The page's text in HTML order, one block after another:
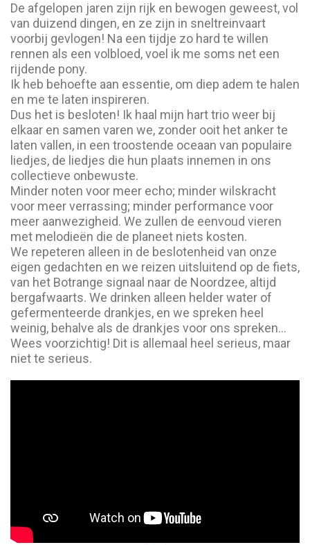
De afgelopen jaren zijn rijk en bewogen geweest, vol
van duizend dingen, en ze zijn in sneltreinvaart
voorbij gevlogen! Na een tijdje zo hard te willen
rennen als een volbloed, voel ik me soms net een
rijdende pony.
Ik heb behoefte aan essentie, om diep adem te halen
en me te laten inspireren.
Dus het is besloten! Ik haal mijn hart trio weer bij
elkaar en samen varen we, zonder ooit het anker te
laten vallen, in een troostende oceaan van populaire
liedjes, de liedjes die hun plaats innemen in ons
collectieve onbewuste.
Minder noten voor meer echo; minder wilskracht
voor meer verrassing; minder performance voor
meer aanwezigheid. We zullen de eenvoud vieren
met melodieën die de planeet niets kosten.
We repeteren alleen in de beslotenheid van onze
eigen gedachten en we reizen uitsluitend op de fiets,
van het Botrange signaal naar de Noordzee, altijd
bergafwaarts. We drinken alleen helder water of
gefermenteerde drankjes, en we spreken heel
weinig, behalve als de drankjes voor ons spreken…
Wees voorzichtig! Dit is allemaal heel serieus, maar
niet te serieus.